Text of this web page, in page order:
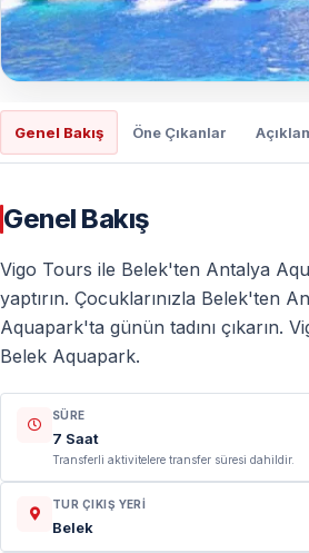
Genel Bakış Öne Çıkanlar
Genel Bakış
Vigo Tours ile Belek'ten Antalya
yaptırın. Çocuklarınızla Belek'ten
Aquapark'ta günün tadını çıkarın.
Belek Aquapark.
SÜRE
7 Saat
Transferli aktivitelere transfer süresi dahildir.
TUR ÇIKIŞ YERI
Belek